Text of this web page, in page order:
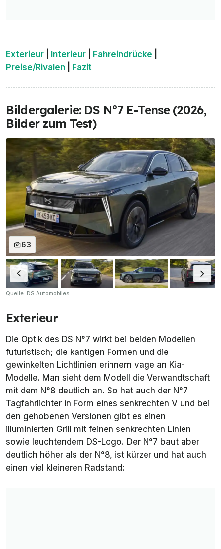
Exterieur Interieur Fahreindrücke
Preise/Rivalen
Fazit
Bildergalerie: DS N°7 E-Tense (2026,
Bilder zum Test)
63
Quelle: DS Automobiles
Exterieur
Die Optik des DS N°7 wirkt bei beiden Modellen
futuristisch; die kantigen Formen und die
gewinkelten Lichtlinien erinnern vage an Kia-
Modelle. Man sieht dem Modell die Verwandtschaft
mit dem N°8 deutlich an. So hat auch der N°7
Tagfahrlichter in Form eines senkrechten V und bei
den gehobenen Versionen gibt es einen
illuminierten Grill mit feinen senkrechten Linien
sowie leuchtendem DS-Logo. Der N°7 baut aber
deutlich höher als der N°8, ist kürzer und hat auch
einen viel kleineren Radstand: